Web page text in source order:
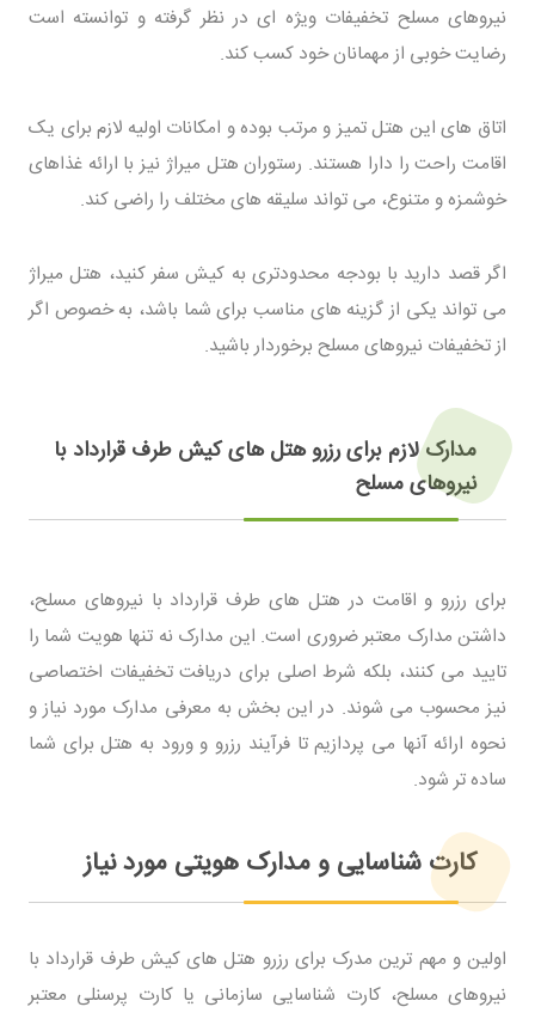
نیروهای مسلح تخفیفات ویژه ای در نظر گرفته و توانسته است
رضایت خوبی از مهمانان خود کسب کند.
اتاق های این هتل تمیز و مرتب بوده و امکانات اولیه لازم برای یک
اقامت راحت را دارا هستند. رستوران هتل میراژ نیز با ارائه غذاهای
خوشمزه و متنوع، می تواند سلیقه های مختلف را راضی کند.
اگر قصد دارید با بودجه محدودتری به کیش سفر کنید، هتل میراژ
می تواند یکی از گزینه های مناسب برای شما باشد، به خصوص اگر
از تخفیفات نیروهای مسلح برخوردار باشید.
مدارک لازم برای رزرو هتل های کیش طرف قرارداد با
نیروهای مسلح
برای رزرو و اقامت در هتل های طرف قرارداد با نیروهای مسلح،
داشتن مدارک معتبر ضروری است. این مدارک نه تنها هویت شما را
تایید می کنند، بلکه شرط اصلی برای دریافت تخفیفات اختصاصی
نیز محسوب می شوند. در این بخش به معرفی مدارک مورد نیاز و
نحوه ارائه آنها می پردازیم تا فرآیند رزرو و ورود به هتل برای شما
ساده تر شود.
کارت شناسایی و مدارک هویتی مورد نیاز
اولین و مهم ترین مدرک برای رزرو هتل های کیش طرف قرارداد با
نیروهای مسلح، کارت شناسایی سازمانی یا کارت پرسنلی معتبر